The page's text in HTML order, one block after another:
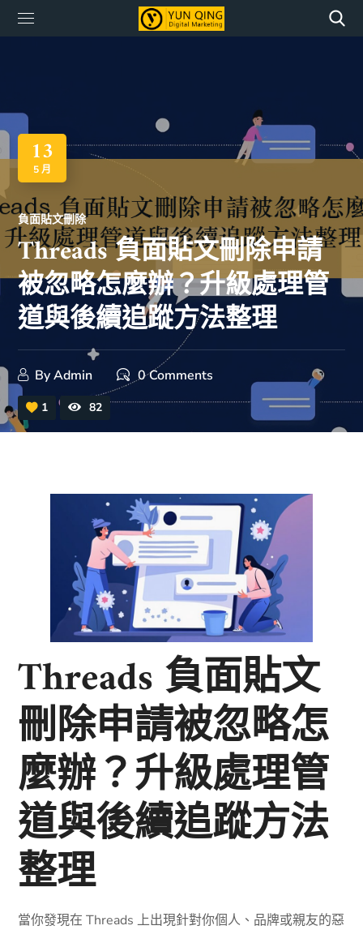
13
5 月
負面貼文刪除
Threads 負面貼文刪除申請
被忽略怎麼辦？升級處理管
道與後續追蹤方法整理
ByAdmin 0 Comments
1 82
Threads 負面貼文
刪除申請被忽略怎
麼辦？升級處理管
道與後續追蹤方法
整理
當你發現在 Threads 上出現針對你個人、品牌或親友的惡